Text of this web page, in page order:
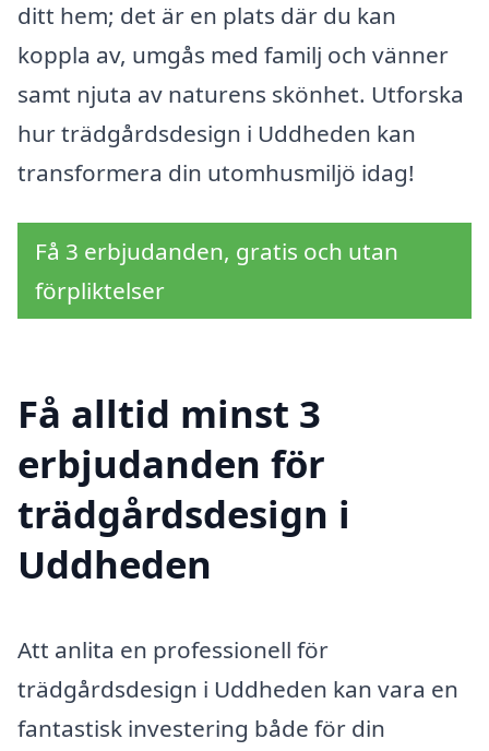
ditt hem; det är en plats där du kan
koppla av, umgås med familj och vänner
samt njuta av naturens skönhet. Utforska
hur trädgårdsdesign i Uddheden kan
transformera din utomhusmiljö idag!
Få 3 erbjudanden, gratis och utan
förpliktelser
Få alltid minst 3
erbjudanden för
trädgårdsdesign i
Uddheden
Att anlita en professionell för
trädgårdsdesign i Uddheden kan vara en
fantastisk investering både för din